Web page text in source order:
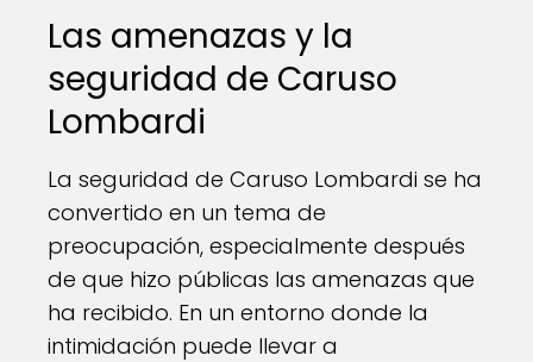
Las amenazas y la
seguridad de Caruso
Lombardi
La seguridad de Caruso Lombardi se ha
convertido en un tema de
preocupación, especialmente después
de que hizo públicas las amenazas que
ha recibido. En un entorno donde la
intimidación puede llevar a